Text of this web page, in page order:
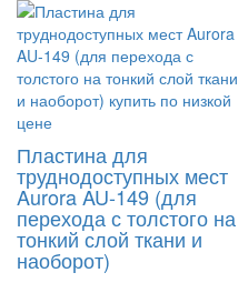
Пластина для
труднодоступных мест
Aurora AU-149 (для
перехода с толстого на
тонкий слой ткани и
наоборот)